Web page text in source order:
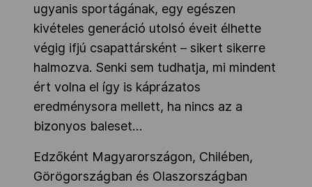
ugyanis sportágának, egy egészen
kivételes generáció utolsó éveit élhette
végig ifjú csapattársként – sikert sikerre
halmozva. Senki sem tudhatja, mi mindent
ért volna el így is káprázatos
eredménysora mellett, ha nincs az a
bizonyos baleset…
Edzőként Magyarországon, Chilében,
Görögországban és Olaszországban